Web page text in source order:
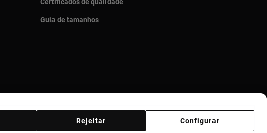
Certificados de qualidade
Guia de tamanhos
Configurar
Rejeitar